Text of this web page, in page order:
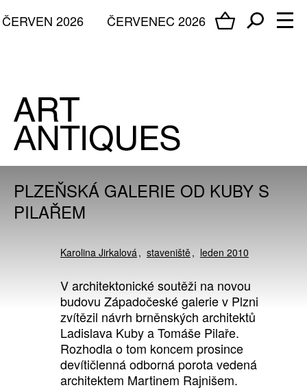
ČERVENEC 2026
ČERVEN 2026
PLZEŇSKÁ GALERIE OD KUBY S
PILAŘEM
Karolina Jirkalová staveniště leden 2010
V architektonické soutěži na novou
budovu Západočeské galerie v Plzni
zvítězil návrh brněnských architektů
Ladislava Kuby a Tomáše Pilaře.
Rozhodla o tom koncem prosince
devítičlenná odborná porota vedená
architektem Martinem Rajnišem.